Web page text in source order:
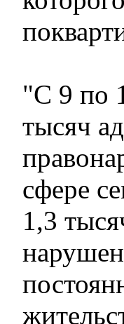
"С 9 по
тысяч
сфере
1,3